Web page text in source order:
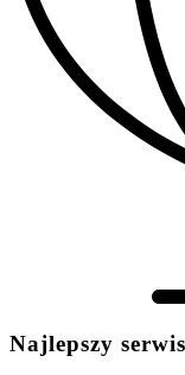
Najlepszy